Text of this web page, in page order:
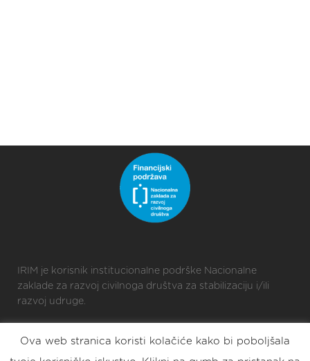
IRIM je korisnik institucionalne podrške Nacionalne
zaklade za razvoj civilnoga društva za stabilizaciju i/ili
razvoj udruge.
Ova web stranica koristi kolačiće kako bi poboljšala